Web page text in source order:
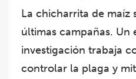
La chicharrita de maíz
últimas campañas. Un
investigación trabaja
controlar la plaga y